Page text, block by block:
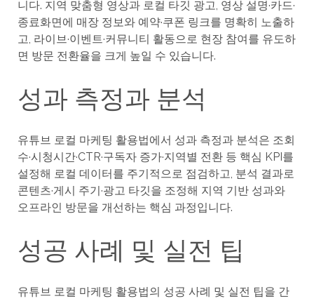
니다. 지역 맞춤형 영상과 로컬 타깃 광고, 영상 설명·카드·
종료화면에 매장 정보와 예약·쿠폰 링크를 명확히 노출하
고, 라이브·이벤트·커뮤니티 활동으로 현장 참여를 유도하
면 방문 전환율을 크게 높일 수 있습니다.
성과 측정과 분석
유튜브 로컬 마케팅 활용법에서 성과 측정과 분석은 조회
수·시청시간·CTR·구독자 증가·지역별 전환 등 핵심 KPI를
설정해 로컬 데이터를 주기적으로 점검하고, 분석 결과로
콘텐츠·게시 주기·광고 타깃을 조정해 지역 기반 성과와
오프라인 방문을 개선하는 핵심 과정입니다.
성공 사례 및 실전 팁
유튜브 로컬 마케팅 활용법의 성공 사례 및 실전 팁을 간